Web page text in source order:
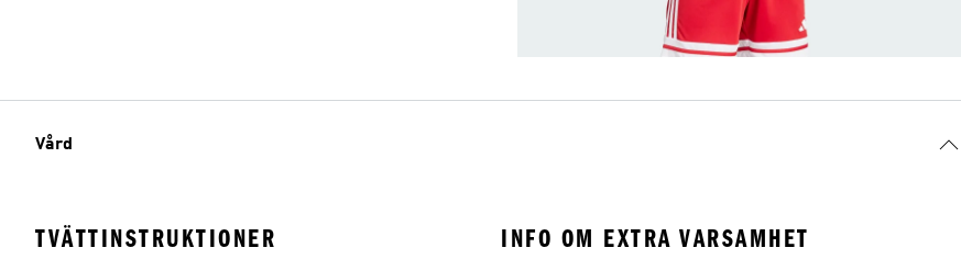
Vård
TVÄTTINSTRUKTIONER INFO OM EXTRA VARSAMHET